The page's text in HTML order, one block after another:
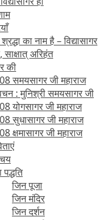
का नाम है – विद्यासागर
अरिहंत
की
समयसागर जी महाराज
: मुनिश्री समयसागर जी
योगसागर जी महाराज
सुधासागर जी महाराज
क्षमासागर जी महाराज
जिन पूजा
जिन मंदिर
जिन दर्शन